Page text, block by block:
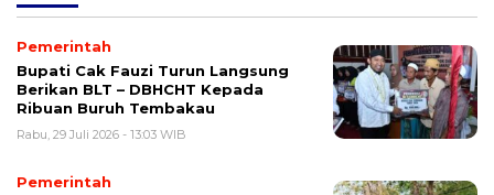
Pemerintah
Bupati Cak Fauzi Turun Langsung
Berikan BLT – DBHCHT Kepada
Ribuan Buruh Tembakau
Rabu, 29 Juli 2026 - 13:03 WIB
Pemerintah